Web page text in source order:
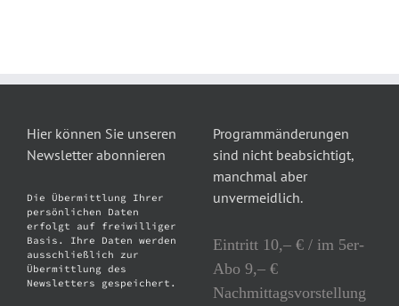
Hier können Sie unseren
Newsletter abonnieren
Die Übermittlung Ihrer
persönlichen Daten
erfolgt auf freiwilliger
Basis. Ihre Daten werden
ausschließlich zur
Übermittlung des
Newsletters gespeichert.
Programmänderungen
sind nicht beabsichtigt,
manchmal aber
unvermeidlich.
Eintritt 10,– € / im 5er-
Abo 9,– €
Nachmittagsvorstellung